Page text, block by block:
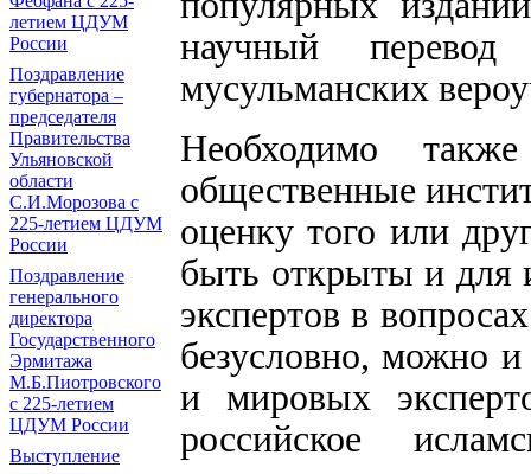
летием ЦДУМ
России
Поздравление
губернатора ‒
председателя
Правительства
Ульяновской
области
С.И.Морозова с
225-летием ЦДУМ
России
Поздравление
генерального
директора
Государственного
Эрмитажа
М.Б.Пиотровского
с 225-летием
ЦДУМ России
Выступление
научный
мусульманских
Необходимо также
общественные
оценку того или
быть открыты и для
экспертов в
безусловно, можно
и мировых
российское